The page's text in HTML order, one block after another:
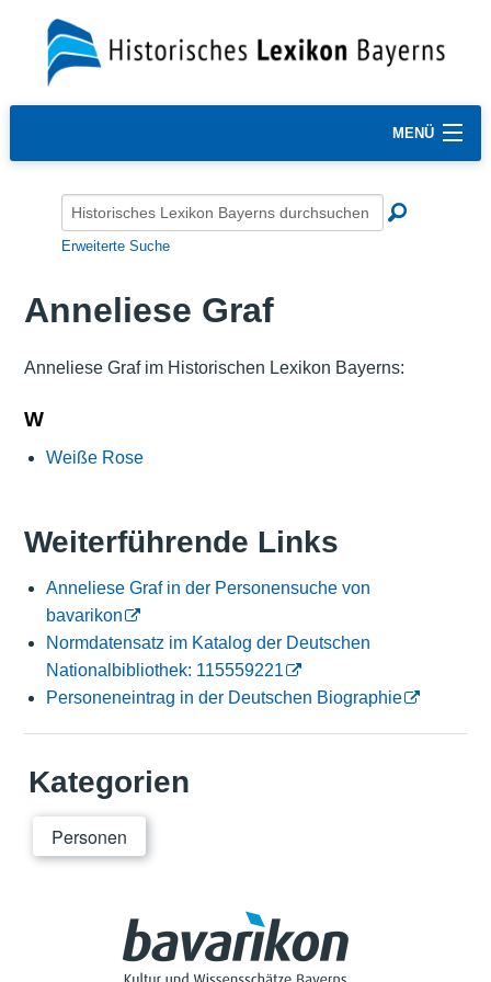
MENÜ
Erweiterte Suche
Anneliese Graf
Anneliese Graf im Historischen Lexikon Bayerns:
W
Weiße Rose
Weiterführende Links
Anneliese Graf in der Personensuche von
bavarikon
Normdatensatz im Katalog der Deutschen
Nationalbibliothek: 115559221
Personeneintrag in der Deutschen Biographie
Kategorien
Personen